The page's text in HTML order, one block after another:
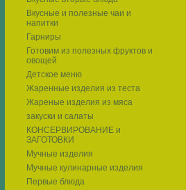
Вкусные и полезные чаи и
напитки
Гарниры
Готовим из полезных фруктов и
овощей
Детское меню
Жаренные изделия из теста
Жареные изделия из мяса
закуски и салаты
КОНСЕРВИРОВАНИЕ и
ЗАГОТОВКИ
Мучные изделия
Мучные кулинарные изделия
Первые блюда